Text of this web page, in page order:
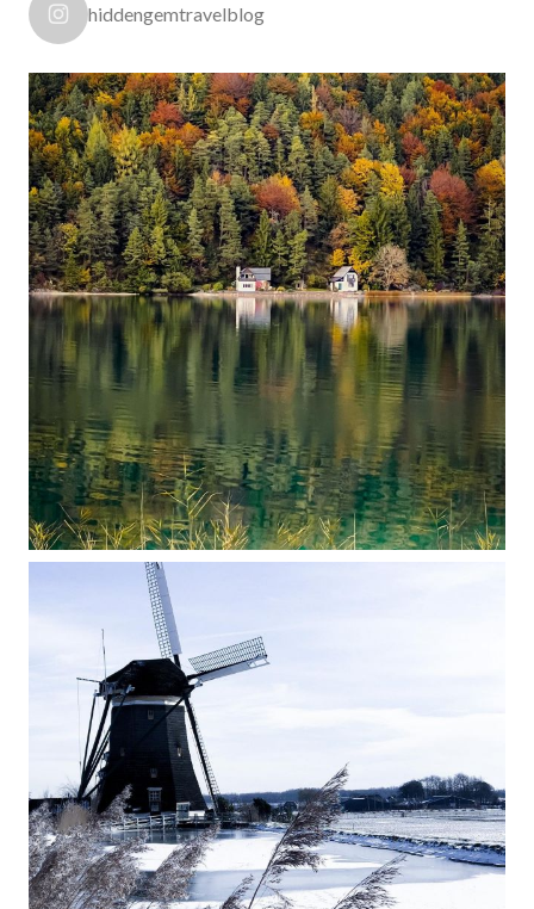
hiddengemtravelblog